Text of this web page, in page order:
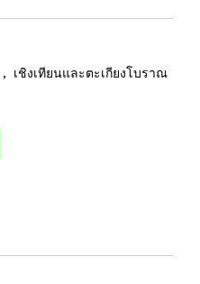
, เชิงเทียนและตะเกียงโบราณ